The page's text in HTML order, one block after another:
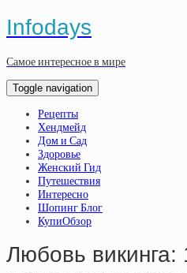
Infodays
Самое интересное в мире
Toggle navigation
Рецепты
Хендмейд
Дом и Сад
Здоровье
Женский Гид
Путешествия
Интересно
Шопинг Блог
КупиОбзор
Любовь викинга: